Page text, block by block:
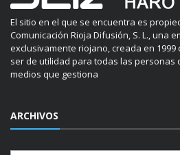
El sitio en el que se encuentra es
Comunicación Rioja Difusión, S. L., una
exclusivamente riojano, creada en
ser de utilidad para todas las personas
medios que gestiona
ARCHIVOS